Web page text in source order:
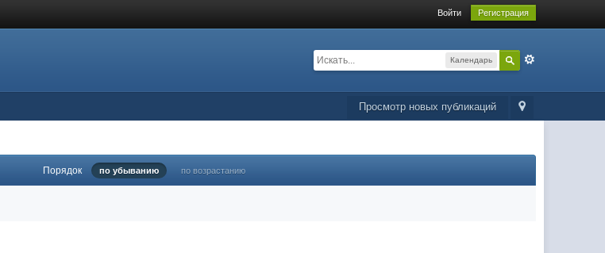
Войти Регистрация
Календарь
Просмотр новых публикаций
Порядок по убыванию по возрастанию